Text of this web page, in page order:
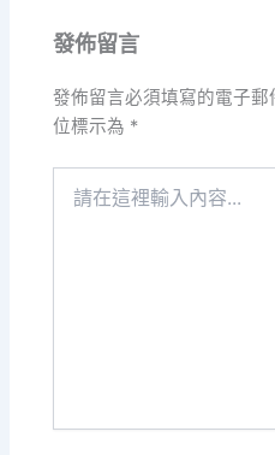
發佈留言
發佈留言必須填寫的電子郵
位標示為 *